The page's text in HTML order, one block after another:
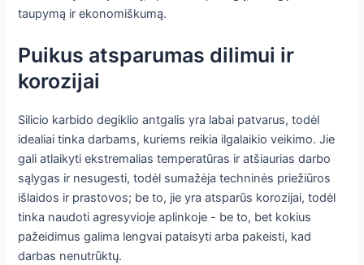
taupymą ir ekonomiškumą.
Puikus atsparumas dilimui ir
korozijai
Silicio karbido degiklio antgalis yra labai patvarus, todėl
idealiai tinka darbams, kuriems reikia ilgalaikio veikimo. Jie
gali atlaikyti ekstremalias temperatūras ir atšiaurias darbo
sąlygas ir nesugesti, todėl sumažėja techninės priežiūros
išlaidos ir prastovos; be to, jie yra atsparūs korozijai, todėl
tinka naudoti agresyvioje aplinkoje - be to, bet kokius
pažeidimus galima lengvai pataisyti arba pakeisti, kad
darbas nenutrūktų.